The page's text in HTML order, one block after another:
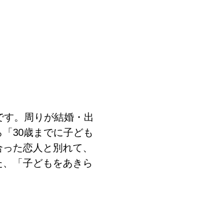
。周りが結婚・出
30歳までに子ども
た恋人と別れて、
「子どもをあきら